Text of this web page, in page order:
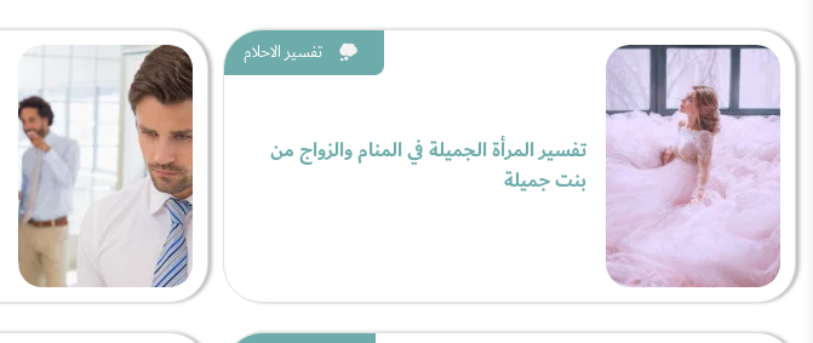
تفسير الاحلام
تفسير المرأة الجميلة في المنام والزواج من
بنت جميلة